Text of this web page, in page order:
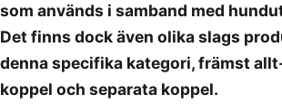
som används i samband med
Det finns dock även olika slags
denna specifika kategori, främst
koppel och separata koppel.